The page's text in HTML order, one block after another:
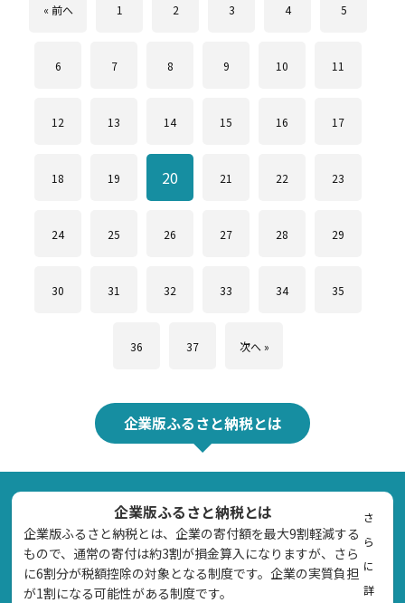
« 前へ 1 2 3 4 5
6 7 8 9 10 11
12 13 14 15 16 17
18 19 20 21 22 23
24 25 26 27 28 29
30 31 32 33 34 35
36 37 次へ »
企業版ふるさと納税とは
企業版ふるさと納税とは
企業版ふるさと納税とは、企業の寄付額を最大9割軽減する
もので、通常の寄付は約3割が損金算入になりますが、さら
に6割分が税額控除の対象となる制度です。企業の実質負担
が1割になる可能性がある制度です。
さ
ら
に
詳